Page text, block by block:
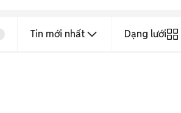
Tin mới nhất Dạng lưới